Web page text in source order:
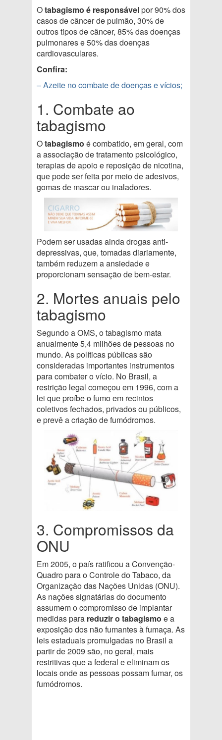
Otabagismo é responsávelpor 90% dos
casos de câncer de pulmão, 30% de
outros tipos de câncer, 85% das doenças
pulmonares e 50% das doenças
cardiovasculares.
Confira:
– Azeite no combate de doenças e vícios;
1. Combate ao
tabagismo
Otabagismo é combatido, em geral, com
a associação de tratamento psicológico,
terapias de apoio e reposição de nicotina,
que pode ser feita por meio de adesivos,
gomas de mascar ou inaladores.
Podem ser usadas ainda drogas anti-
depressivas, que, tomadas diariamente,
também reduzem a ansiedade e
proporcionam sensação de bem-estar.
2. Mortes anuais pelo
tabagismo
Segundo a OMS, o tabagismo mata
anualmente 5,4 milhões de pessoas no
mundo. As políticas públicas são
consideradas importantes instrumentos
para combater o vício. No Brasil, a
restrição legal começou em 1996, com a
lei que proíbe o fumo em recintos
coletivos fechados, privados ou públicos,
e prevê a criação de fumódromos.
3. Compromissos da
ONU
Em 2005, o país ratificou a Convenção-
Quadro para o Controle do Tabaco, da
Organização das Nações Unidas (ONU).
As nações signatárias do documento
assumem o compromisso de implantar
medidas para reduzir o tabagismo e a
exposição dos não fumantes à fumaça. As
leis estaduais promulgadas no Brasil a
partir de 2009 são, no geral, mais
restritivas que a federal e eliminam os
locais onde as pessoas possam fumar, os
fumódromos.